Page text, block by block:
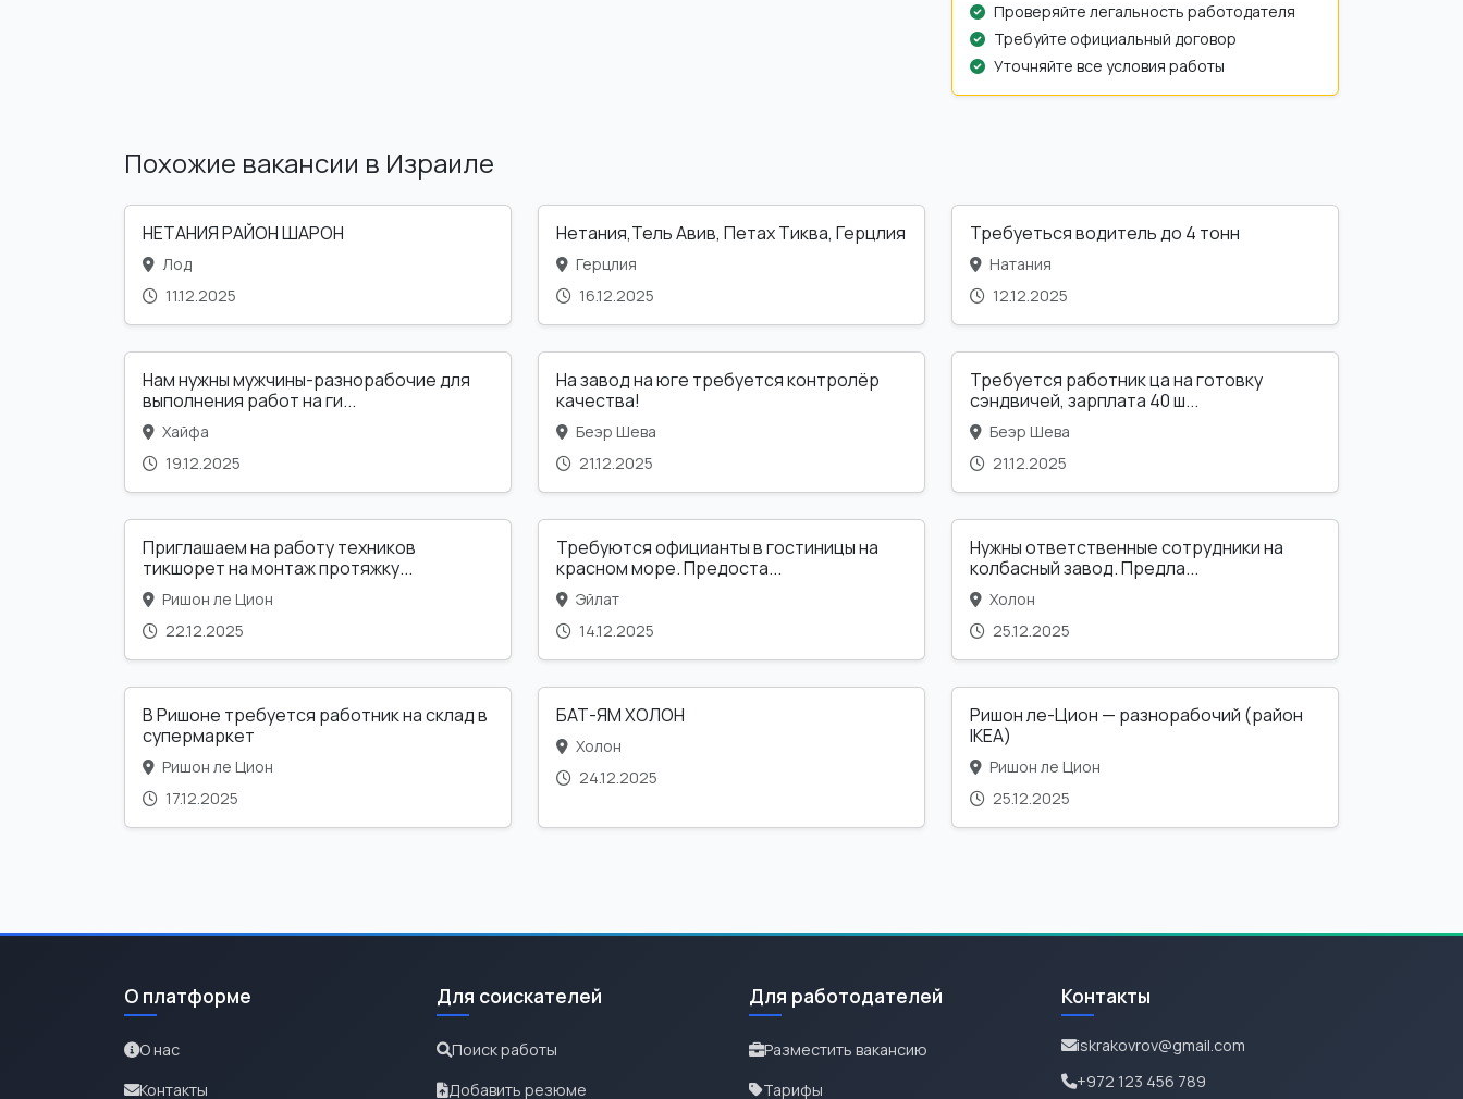
Проверяйте легальность работодателя
Требуйте официальный договор
Уточняйте все условия работы
Похожие вакансии в Израиле
НЕТАНИЯ РАЙОН ШАРОН
Лод
11.12.2025
Нетания,Тель Авив, Петах Тиква, Герцлия
Герцлия
16.12.2025
Требуеться водитель до 4 тонн
Натания
12.12.2025
Нам нужны мужчины-разнорабочие для
выполнения работ на ги...
Хайфа
19.12.2025
На завод на юге требуется контролёр
качества!
Беэр Шева
21.12.2025
Требуется работник ца на готовку
сэндвичей, зарплата 40 ш...
Беэр Шева
21.12.2025
Приглашаем на работу техников
тикшорет на монтаж протяжку...
Ришон ле Цион
22.12.2025
Требуются официанты в гостиницы на
красном море. Предоста...
Эйлат
14.12.2025
Нужны ответственные сотрудники на
колбасный завод. Предла...
Холон
25.12.2025
В Ришоне требуется работник на склад в
супермаркет
Ришон ле Цион
17.12.2025
БАТ-ЯМ ХОЛОН
Холон
24.12.2025
Ришон ле-Цион — разнорабочий (район
IKEA)
Ришон ле Цион
25.12.2025
О платформе
О нас
Контакты
Для соискателей
Поиск работы
Добавить резюме
Для работодателей
Разместить вакансию
Тарифы
Контакты
iskrakovrov@gmail.com
+972 123 456 789